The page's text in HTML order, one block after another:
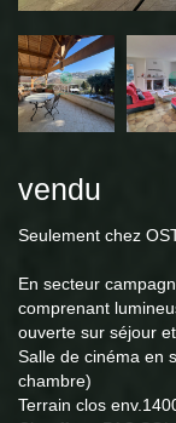
vendu
Seulement chez
En secteur
comprenant
ouverte sur séjour
Salle de cinéma en
chambre)
Terrain clos